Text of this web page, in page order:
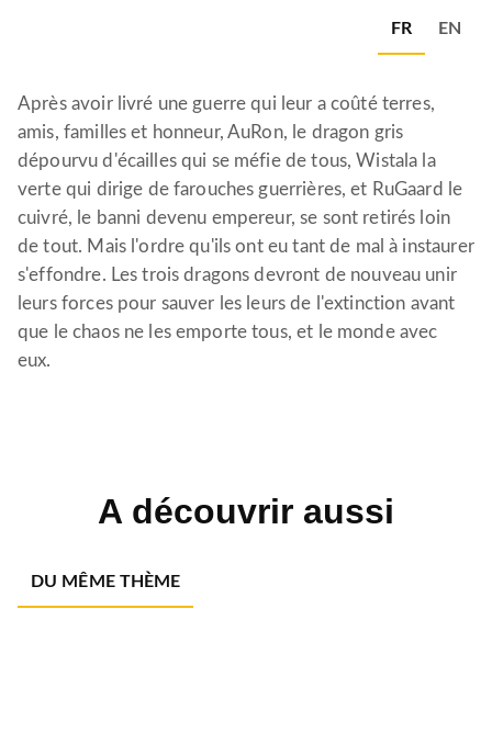
FR EN
Après avoir livré une guerre qui leur a coûté terres,
amis, familles et honneur, AuRon, le dragon gris
dépourvu d'écailles qui se méfie de tous, Wistala la
verte qui dirige de farouches guerrières, et RuGaard le
cuivré, le banni devenu empereur, se sont retirés loin
de tout. Mais l'ordre qu'ils ont eu tant de mal à instaurer
s'effondre. Les trois dragons devront de nouveau unir
leurs forces pour sauver les leurs de l'extinction avant
que le chaos ne les emporte tous, et le monde avec
eux.
A découvrir aussi
DU MÊME THÈME